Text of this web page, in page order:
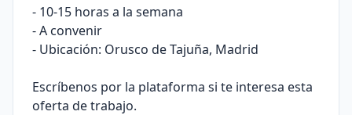
- 10-15 horas a la semana
- A convenir
- Ubicación: Orusco de Tajuña, Madrid
Escríbenos por la plataforma si te interesa esta
oferta de trabajo.